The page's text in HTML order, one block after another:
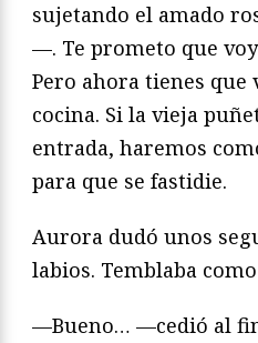
sujetando el amado
—. Te prometo que
Pero ahora tienes
cocina. Si la vieja
entrada, haremos
para que se fastidie.
Aurora dudó unos
labios. Temblaba
—Bueno… —cedió al